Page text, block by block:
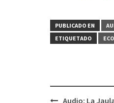
PUBLICADO EN
ETIQUETADO
Audio: La